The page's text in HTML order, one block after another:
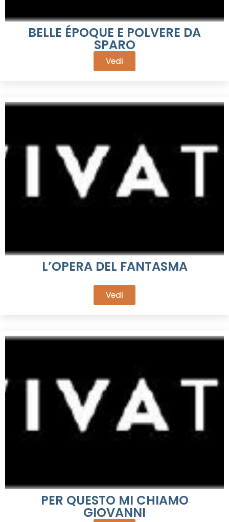
BELLE ÉPOQUE E POLVERE DA
SPARO
Vedi
L’OPERA DEL FANTASMA
Vedi
PER QUESTO MI CHIAMO
GIOVANNI